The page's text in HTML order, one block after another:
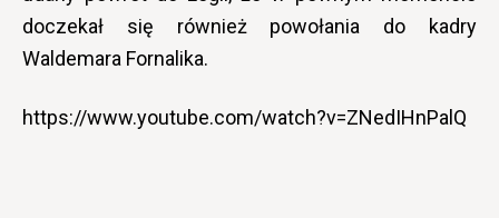
doczekał się również powołania do kadry
Waldemara Fornalika.
https://www.youtube.com/watch?v=ZNedIHnPalQ